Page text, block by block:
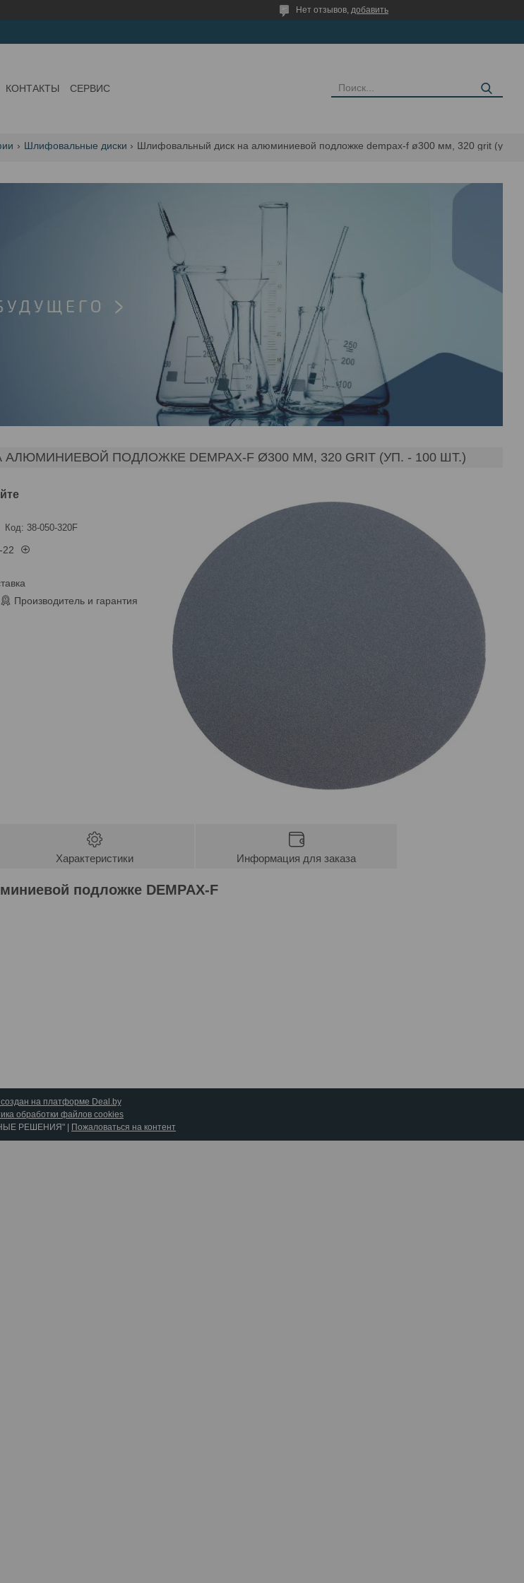
Нет отзывов, добавить
КОНТАКТЫ СЕРВИС
Шлифовальные диски
ПОДЛОЖКЕ DEMPAX-F Ø300 ММ, 320 GRIT (УП. - 100 ШТ.)
Код: 38-050-320F
22
Производитель и гарантия
Характеристики Информация для заказа
подложке DEMPAX-F
на платформе Deal.by
обработки файлов cookies
РЕШЕНИЯ" | Пожаловаться на контент